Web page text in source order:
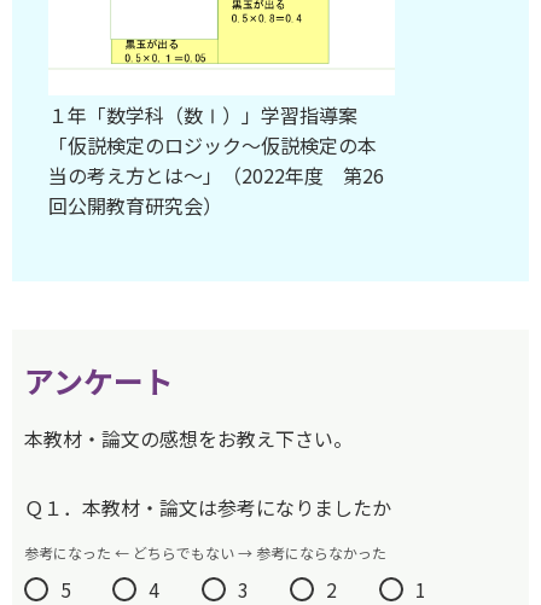
１年「数学科（数Ⅰ）」学習指導案
「仮説検定のロジック～仮説検定の本
当の考え方とは～」（2022年度 第26
回公開教育研究会）
アンケート
本教材・論文の感想をお教え下さい。
Ｑ１．本教材・論文は参考になりましたか
参考になった ← どちらでもない → 参考にならなかった
5 4 3 2
1